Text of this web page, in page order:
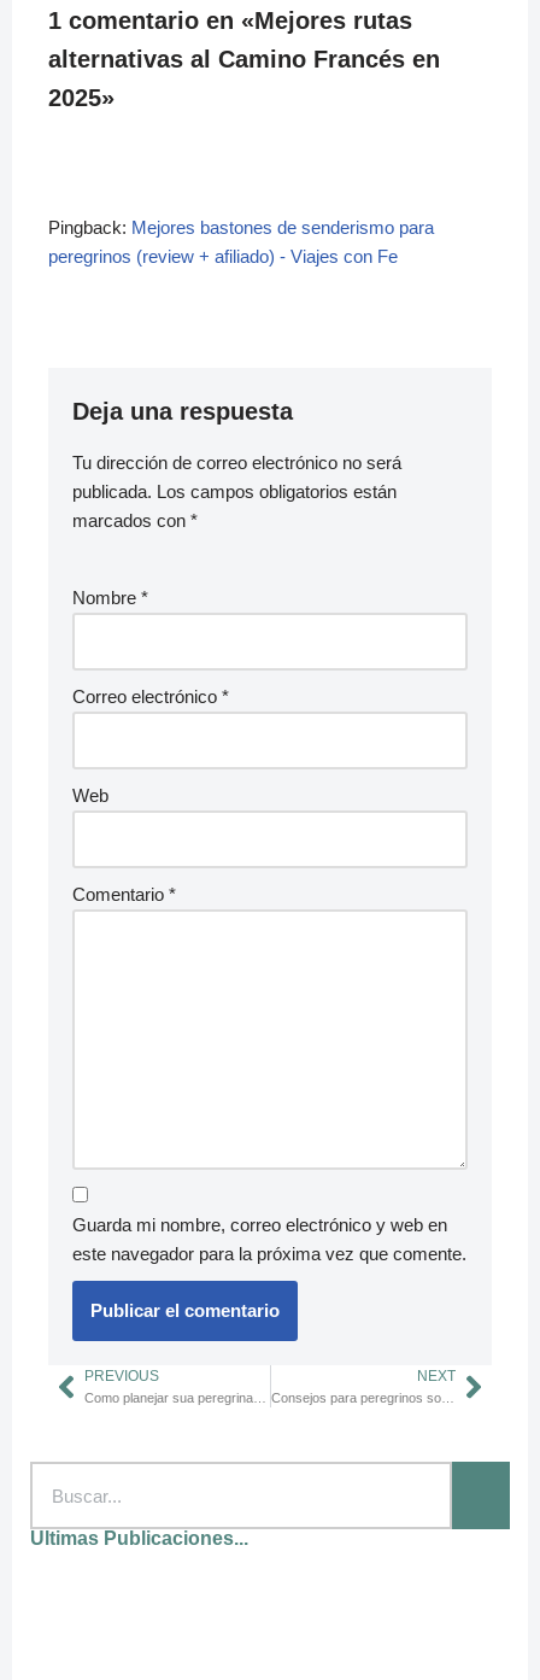
1 comentario en «Mejores rutas
alternativas al Camino Francés en
2025»
Pingback: Mejores bastones de senderismo para
peregrinos (review + afiliado) - Viajes con Fe
Deja una respuesta
Tu dirección de correo electrónico no será
publicada. Los campos obligatorios están
marcados con *
Nombre *
Correo electrónico *
Web
Comentario *
Guarda mi nombre, correo electrónico y web en
este navegador para la próxima vez que comente.
PREVIOUS NEXT
Consejos para peregrinos solos: seguridad, amistad y autoconocimiento
Ultimas Publicaciones...